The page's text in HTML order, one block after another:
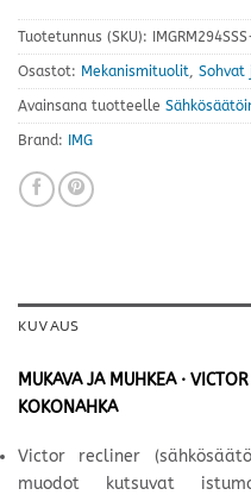
Tuotetunnus (SKU):
Osastot: Mekanismituolit,
Avainsana tuotteelle
Brand: IMG
KUVAUS
MUKAVA JA MUHKEA ·
KOKONAHKA
Victor recliner
muodot kutsuvat